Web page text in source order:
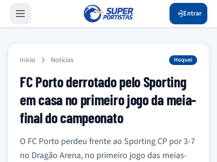
Entrar
Início Notícias Hoquei
FC Porto derrotado pelo Sporting
em casa no primeiro jogo da meia-
final do campeonato
O FC Porto perdeu frente ao Sporting CP por 3-7
no Dragão Arena, no primeiro jogo das meias-